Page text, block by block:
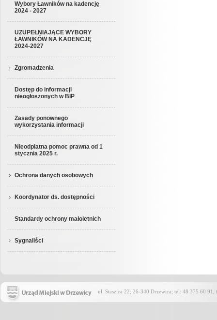
Wybory Ławników na kadencję
2024 - 2027
UZUPEŁNIAJĄCE WYBORY
ŁAWNIKÓW NA KADENCJĘ
2024-2027
Zgromadzenia
Dostęp do informacji
nieogłoszonych w BIP
Zasady ponownego
wykorzystania informacji
Nieodpłatna pomoc prawna od 1
stycznia 2025 r.
Ochrona danych osobowych
Koordynator ds. dostępności
Standardy ochrony małoletnich
Sygnaliści
ul. Staszica 22; 26-340 Drzewica; tel: 48 375 60